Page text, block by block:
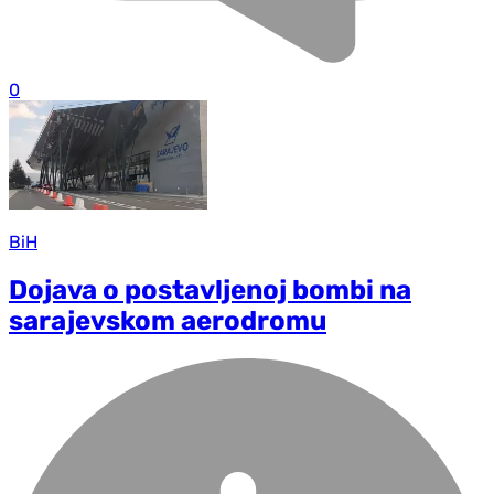
0
BiH
Dojava o postavljenoj bombi na
sarajevskom aerodromu